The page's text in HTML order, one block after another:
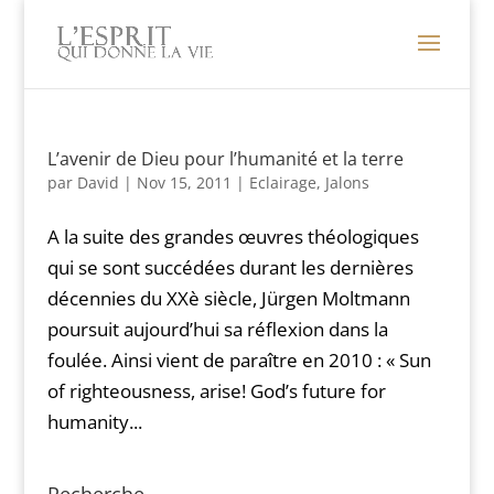
L’avenir de Dieu pour l’humanité et la terre
par David | Nov 15, 2011 | Eclairage, Jalons
A la suite des grandes œuvres théologiques
qui se sont succédées durant les dernières
décennies du XXè siècle, Jürgen Moltmann
poursuit aujourd’hui sa réflexion dans la
foulée. Ainsi vient de paraître en 2010 : « Sun
of righteousness, arise! God’s future for
humanity...